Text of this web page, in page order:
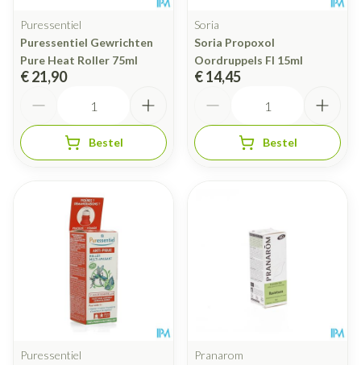
Puressentiel
Puressentiel Gewrichten
Pure Heat Roller 75ml
€ 21,90
Bestel
Soria
Soria Propoxol
Oordruppels Fl 15ml
€ 14,45
Bestel
Puressentiel
Pranarom